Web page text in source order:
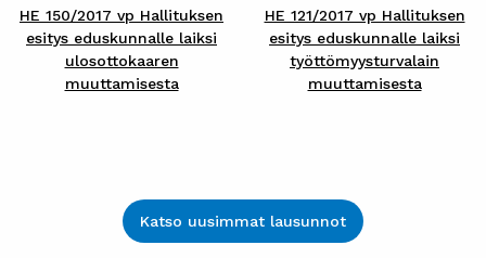
HE 150/2017 vp Hallituksen
esitys eduskunnalle laiksi
ulosottokaaren
muuttamisesta
HE 121/2017 vp Hallituksen
esitys eduskunnalle laiksi
työttömyysturvalain
muuttamisesta
Katso uusimmat lausunnot